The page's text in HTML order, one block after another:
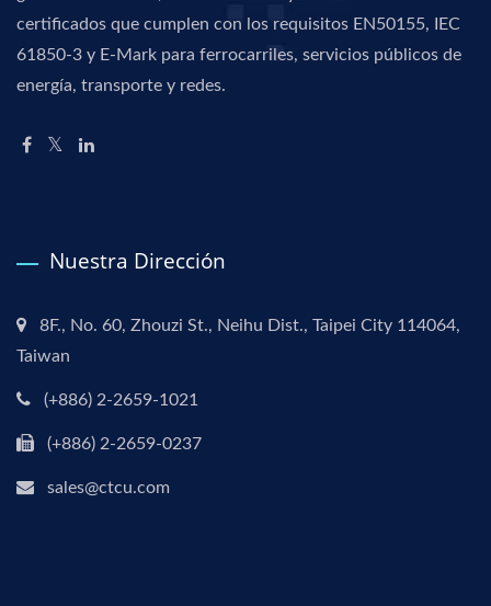
certificados que cumplen con los requisitos EN50155, IEC
61850-3 y E-Mark para ferrocarriles, servicios públicos de
energía, transporte y redes.
Nuestra Dirección
8F., No. 60, Zhouzi St., Neihu Dist., Taipei City 114064,
Taiwan
(+886) 2-2659-1021
(+886) 2-2659-0237
sales@ctcu.com